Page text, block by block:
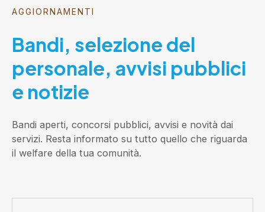
AGGIORNAMENTI
Bandi, selezione del
personale, avvisi pubblici
e notizie
Bandi aperti, concorsi pubblici, avvisi e novità dai
servizi. Resta informato su tutto quello che riguarda
il welfare della tua comunità.